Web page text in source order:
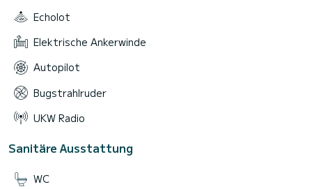
Das Boot befindet sich in Split.
Attraktive Orte, die wir normalerweise anfahren, sind Hvar,
Blaue Lagune, Blaue Grotte, Brac, Solta, Bol, Komiza... Mit
diesem Schnellboot können Sie an einem Tag mehr als einen
Echolot
Elektrische Ankerwinde
Autopilot
Bugstrahlruder
UKW Radio
Sanitäre Ausstattung
WC